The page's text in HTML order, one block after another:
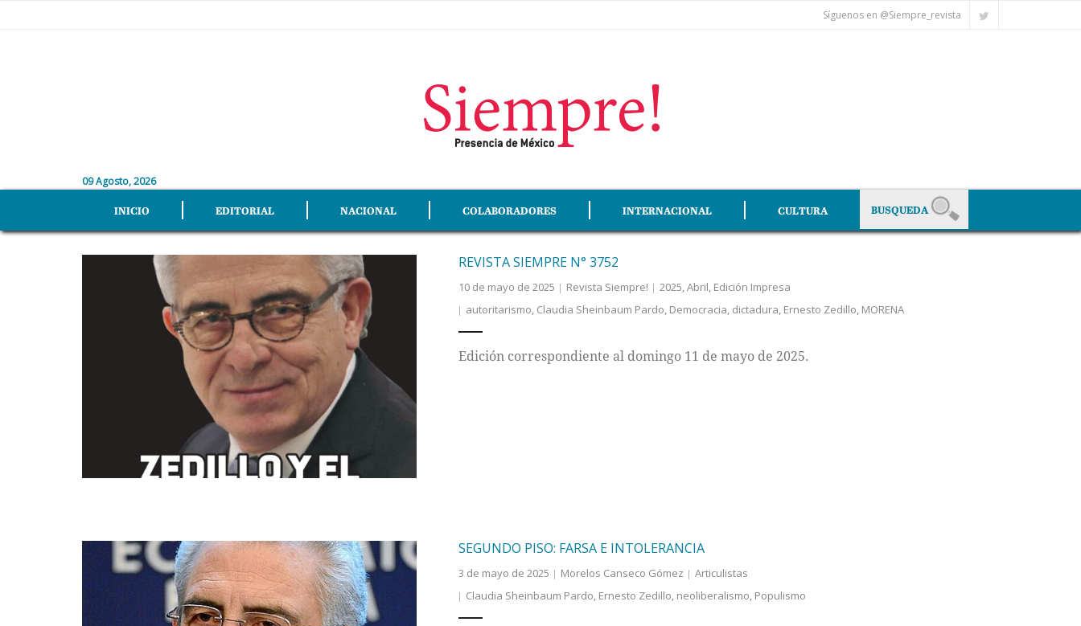
Síguenos en @Siempre_revista
09 Agosto, 2026
INICIO EDITORIAL NACIONAL COLABORADORES INTERNACIONAL CULTURA
REVISTA SIEMPRE N° 3752
10 de mayo de 2025 Revista Siempre! 2025,Abril, Edición Impresa
autoritarismo, Claudia Sheinbaum Pardo, Democracia, dictadura, Ernesto Zedillo, MORENA
Edición correspondiente al domingo 11 de mayo de 2025.
SEGUNDO PISO: FARSA E INTOLERANCIA
3 de mayo de 2025 Morelos Canseco Gómez
Articulistas
Claudia Sheinbaum Pardo Ernesto Zedillo neoliberalismo Populismo